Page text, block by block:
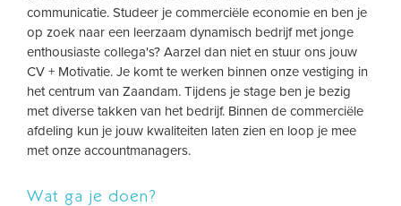
communicatie. Studeer je commerciële economie en ben je
op zoek naar een leerzaam dynamisch bedrijf met jonge
enthousiaste collega's? Aarzel dan niet en stuur ons jouw
CV + Motivatie. Je komt te werken binnen onze vestiging in
het centrum van Zaandam. Tijdens je stage ben je bezig
met diverse takken van het bedrijf. Binnen de commerciële
afdeling kun je jouw kwaliteiten laten zien en loop je mee
met onze accountmanagers.
Wat ga je doen?